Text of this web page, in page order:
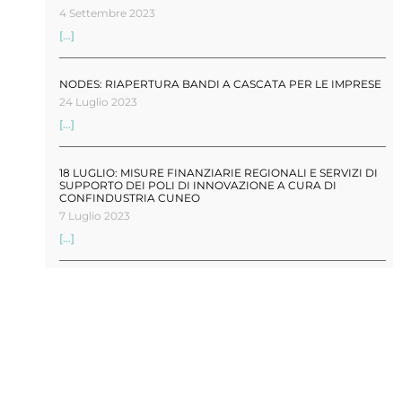
4 Settembre 2023
[...]
NODES: RIAPERTURA BANDI A CASCATA PER LE IMPRESE
24 Luglio 2023
[...]
18 LUGLIO: MISURE FINANZIARIE REGIONALI E SERVIZI DI
SUPPORTO DEI POLI DI INNOVAZIONE A CURA DI
CONFINDUSTRIA CUNEO
7 Luglio 2023
[...]